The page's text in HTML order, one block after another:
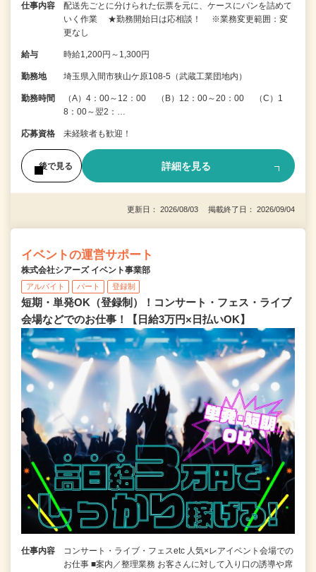
仕事内容
配送先ごとに分けられた伝票を元に、ケースにパンを詰めて
いく作業 ★勤務開始日は応相談！ ※業務変更範囲：変
更なし
給与 時給1,200円～1,300円
勤務地 埼玉県入間市狭山ケ原108-5（武蔵工業団地内）
勤務時間
（A）4：00～12：00 （B）12：00～20：00 （C）1
8：00～翌2：…
応募資格 未経験者も歓迎！
後で見る 詳細を見る
更新日： 2026/08/03 掲載終了日： 2026/09/04
イベントの運営サポート
株式会社シアーズ イベント事業部
アルバイト パート 登録制
短期・単発OK（登録制）！コンサート・フェス・ライブ
会場などでのお仕事！【日給3万円×日払いOK】
仕事内容
コンサート・ライブ・フェスetc 人気×レアイベント会場での
お仕事 ■案内／整理業務 お客さんに対して入り口の誘導や席